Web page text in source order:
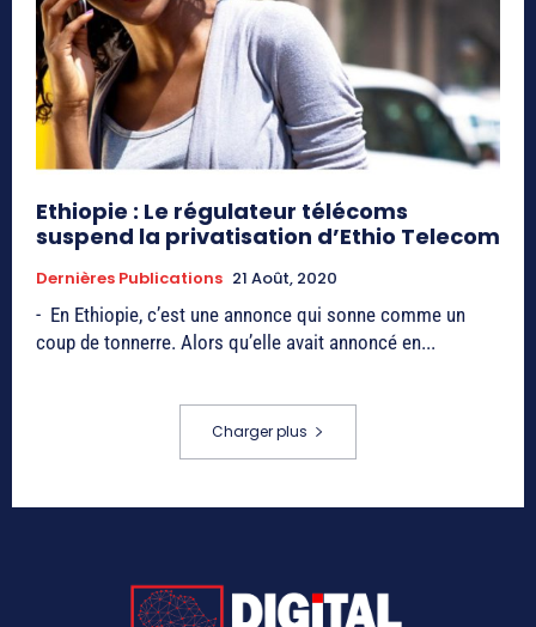
Ethiopie : Le régulateur télécoms
suspend la privatisation d’Ethio Telecom
Dernières Publications 21 Août, 2020
- En Ethiopie, c’est une annonce qui sonne comme un
coup de tonnerre. Alors qu’elle avait annoncé en...
Charger plus